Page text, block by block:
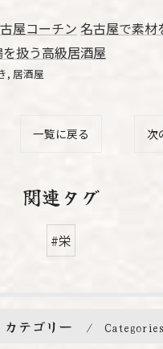
屋コーチン 名古屋で素材
扱う高級居酒屋
居酒屋
一覧に戻る 次
関連タグ
#栄
カテゴリー Categories